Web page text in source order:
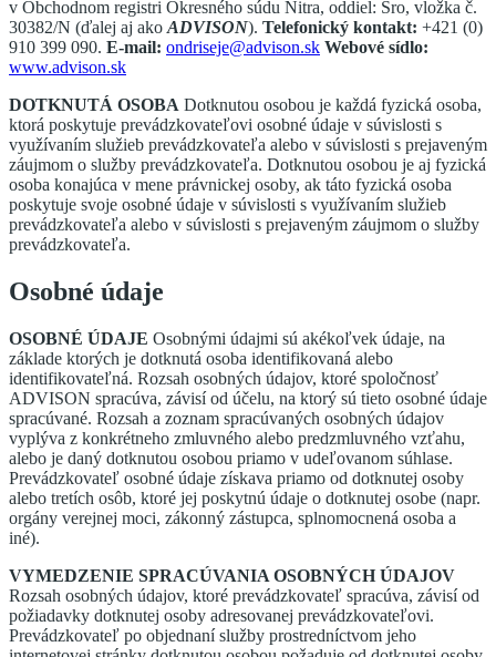
v Obchodnom registri Okresného súdu Nitra, oddiel: Sro, vložka č.
30382/N (ďalej aj akoADVISON). Telefonický kontakt: +421 (0)
910 399 090. E-mail: ondriseje@advison.sk Webové sídlo:
www.advison.sk
DOTKNUTÁ OSOBA Dotknutou osobou je každá fyzická osoba,
ktorá poskytuje prevádzkovateľovi osobné údaje v súvislosti s
využívaním služieb prevádzkovateľa alebo v súvislosti s prejaveným
záujmom o služby prevádzkovateľa. Dotknutou osobou je aj fyzická
osoba konajúca v mene právnickej osoby, ak táto fyzická osoba
poskytuje svoje osobné údaje v súvislosti s využívaním služieb
prevádzkovateľa alebo v súvislosti s prejaveným záujmom o služby
prevádzkovateľa.
Osobné údaje
OSOBNÉ ÚDAJE Osobnými údajmi sú akékoľvek údaje, na
základe ktorých je dotknutá osoba identifikovaná alebo
identifikovateľná. Rozsah osobných údajov, ktoré spoločnosť
ADVISON spracúva, závisí od účelu, na ktorý sú tieto osobné údaje
spracúvané. Rozsah a zoznam spracúvaných osobných údajov
vyplýva z konkrétneho zmluvného alebo predzmluvného vzťahu,
alebo je daný dotknutou osobou priamo v udeľovanom súhlase.
Prevádzkovateľ osobné údaje získava priamo od dotknutej osoby
alebo tretích osôb, ktoré jej poskytnú údaje o dotknutej osobe (napr.
orgány verejnej moci, zákonný zástupca, splnomocnená osoba a
iné).
VYMEDZENIE SPRACÚVANIA OSOBNÝCH ÚDAJOV
Rozsah osobných údajov, ktoré prevádzkovateľ spracúva, závisí od
požiadavky dotknutej osoby adresovanej prevádzkovateľovi.
Prevádzkovateľ po objednaní služby prostredníctvom jeho